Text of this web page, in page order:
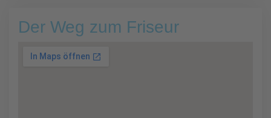
Der Weg zum Friseur